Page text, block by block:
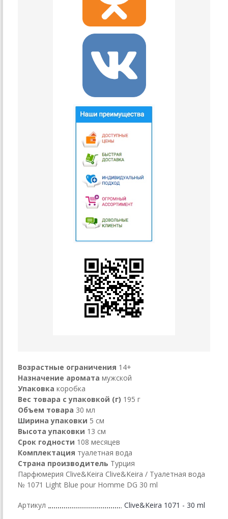
Возрастные ограничения 14+
Назначение аромата мужской
Упаковка коробка
Вес товара с упаковкой (г) 195 г
Объем товара 30 мл
Ширина упаковки 5 см
Высота упаковки 13 см
Срок годности 108 месяцев
Комплектация туалетная вода
Страна производитель Турция
Парфюмерия Clive&Keira Clive&Keira / Туалетная вода
№ 1071 Light Blue pour Homme DG 30 ml
Артикул Clive&Keira 1071 - 30 ml